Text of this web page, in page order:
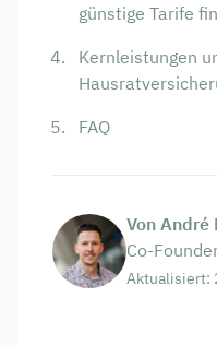
günstige Tarife
Kernleistungen
FAQ
Von André
Co-
Aktualisiert: